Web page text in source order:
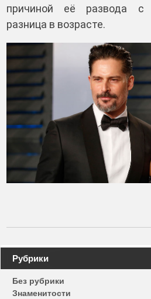
причиной её развода с
разница в возрасте.
Навигация
по
записям
Рубрики
Без рубрики
Знаменитости